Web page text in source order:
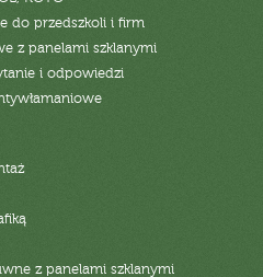
do przedszkoli i firm
z panelami szklanymi
i odpowiedzi
z panelami szklanymi